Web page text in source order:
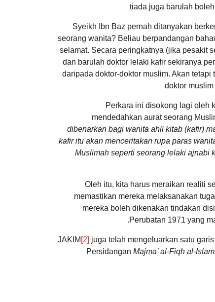
tiada juga barulah
Syeikh Ibn Baz pernah ditanyakan
seorang wanita? Beliau berpandangan
selamat. Secara peringkatnya (jika pesakit
dan barulah doktor lelaki kafir sekiranya
daripada doktor-doktor muslim. Akan
doktor
Perkara ini disokong lagi oleh
mendedahkan aurat seorang
dibenarkan bagi wanita ahli kitab (kafir)
kafir itu akan menceritakan rupa paras
Muslimah seperti seorang lelaki ajnabi
Oleh itu, kita harus meraikan realiti
memastikan mereka melaksanakan
mereka boleh dikenakan tindakan
Perubatan 1971 yang
JAKIM [2] juga telah mengeluarkan satu
Persidangan Majma’ al-Fiqh al-